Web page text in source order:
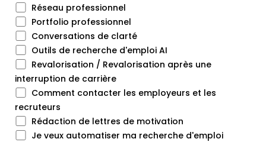
Réseau professionnel
Portfolio professionnel
Conversations de clarté
Outils de recherche d'emploi AI
Revalorisation / Revalorisation après une
interruption de carrière
Comment contacter les employeurs et les
recruteurs
Rédaction de lettres de motivation
Je veux automatiser ma recherche d'emploi